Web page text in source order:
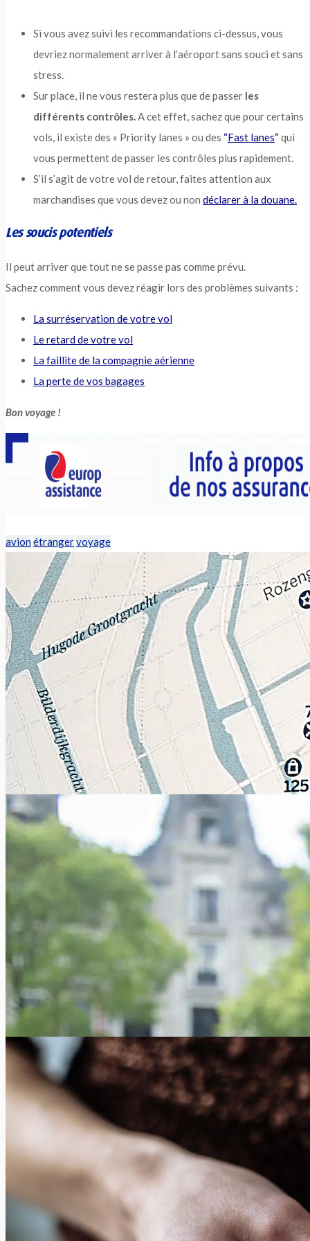
Si vous avez suivi les recommandations ci-dessus, vous
devriez normalement arriver à l’aéroport sans souci et sans
stress.
Sur place, il ne vous restera plus que de passer les
différents contrôles.A cet effet, sachez que pour certains
vols, il existe des « Priority lanes » ou des “Fast lanes“qui
vous permettent de passer les contrôles plus rapidement.
S’il s’agit de votre vol de retour, faites attention aux
marchandises que vous devez ou non déclarer à la douane.
Les soucis potentiels
Il peut arriver que tout ne se passe pas comme prévu.
Sachez comment vous devez réagir lors des problèmes suivants :
La surréservation de votre vol
Le retard de votre vol
La faillite de la compagnie aérienne
La perte de vos bagages
Bon voyage !
avion étrangervoyage